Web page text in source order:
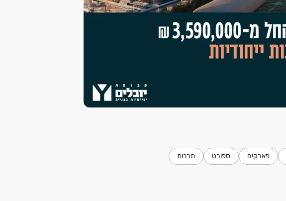
פארקים ספורט תרבות